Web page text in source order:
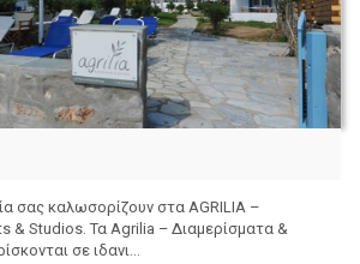
σας καλωσορίζουν στα AGRILIA –
& Studios. Τα Agrilia – Διαμερίσματα &
σε ιδανι...